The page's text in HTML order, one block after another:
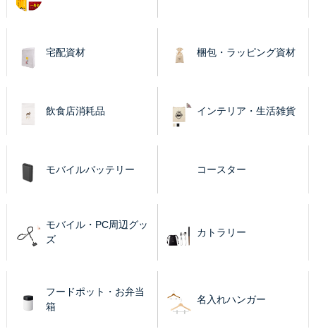
宅配資材 梱包・ラッピング資材
飲食店消耗品 インテリア・生活雑貨
モバイルバッテリー コースター
モバイル・PC周辺グッ
ズ
カトラリー
フードポット・お弁当
箱
名入れハンガー